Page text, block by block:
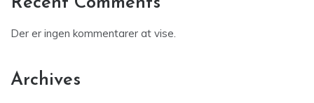
Der er ingen kommentarer at vise.
Archives